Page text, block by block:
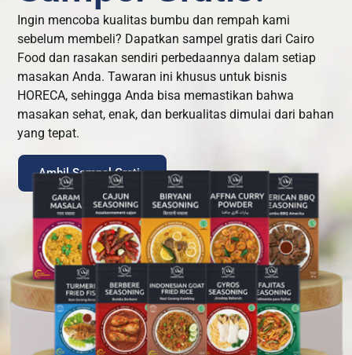
Ingin mencoba kualitas bumbu dan rempah kami
sebelum membeli? Dapatkan sampel gratis dari Cairo
Food dan rasakan sendiri perbedaannya dalam setiap
masakan Anda. Tawaran ini khusus untuk bisnis
HORECA, sehingga Anda bisa memastikan bahwa
masakan sehat, enak, dan berkualitas dimulai dari bahan
yang tepat.
Ambil Sampel Gratis